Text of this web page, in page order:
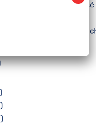
realną
bestsellery vs.